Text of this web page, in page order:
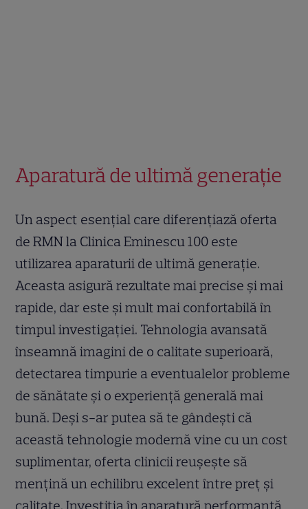
Aparatură de ultimă generație
Un aspect esențial care diferențiază oferta
de RMN la Clinica Eminescu 100 este
utilizarea aparaturii de ultimă generație.
Aceasta asigură rezultate mai precise și mai
rapide, dar este și mult mai confortabilă în
timpul investigației. Tehnologia avansată
înseamnă imagini de o calitate superioară,
detectarea timpurie a eventualelor probleme
de sănătate și o experiență generală mai
bună. Deși s-ar putea să te gândești că
această tehnologie modernă vine cu un cost
suplimentar, oferta clinicii reușește să
mențină un echilibru excelent între preț și
calitate. Investiția în aparatură performantă